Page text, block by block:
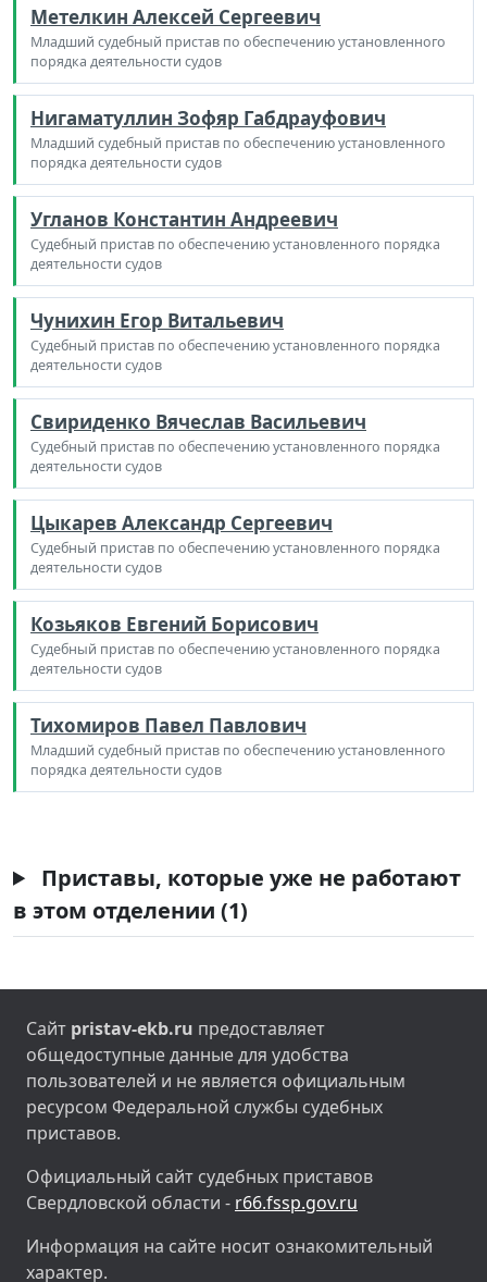
Метелкин Алексей Сергеевич
Младший судебный пристав по обеспечению установленного
порядка деятельности судов
Нигаматуллин Зофяр Габдрауфович
Младший судебный пристав по обеспечению установленного
порядка деятельности судов
Угланов Константин Андреевич
Судебный пристав по обеспечению установленного порядка
деятельности судов
Чунихин Егор Витальевич
Судебный пристав по обеспечению установленного порядка
деятельности судов
Свириденко Вячеслав Васильевич
Судебный пристав по обеспечению установленного порядка
деятельности судов
Цыкарев Александр Сергеевич
Судебный пристав по обеспечению установленного порядка
деятельности судов
Козьяков Евгений Борисович
Судебный пристав по обеспечению установленного порядка
деятельности судов
Тихомиров Павел Павлович
Младший судебный пристав по обеспечению установленного
порядка деятельности судов
Приставы, которые уже не работают
в этом отделении (1)
Сайт pristav-ekb.ru предоставляет
общедоступные данные для удобства
пользователей и не является официальным
ресурсом Федеральной службы судебных
приставов.
Официальный сайт судебных приставов
Свердловской области - r66.fssp.gov.ru
Информация на сайте носит ознакомительный
характер.